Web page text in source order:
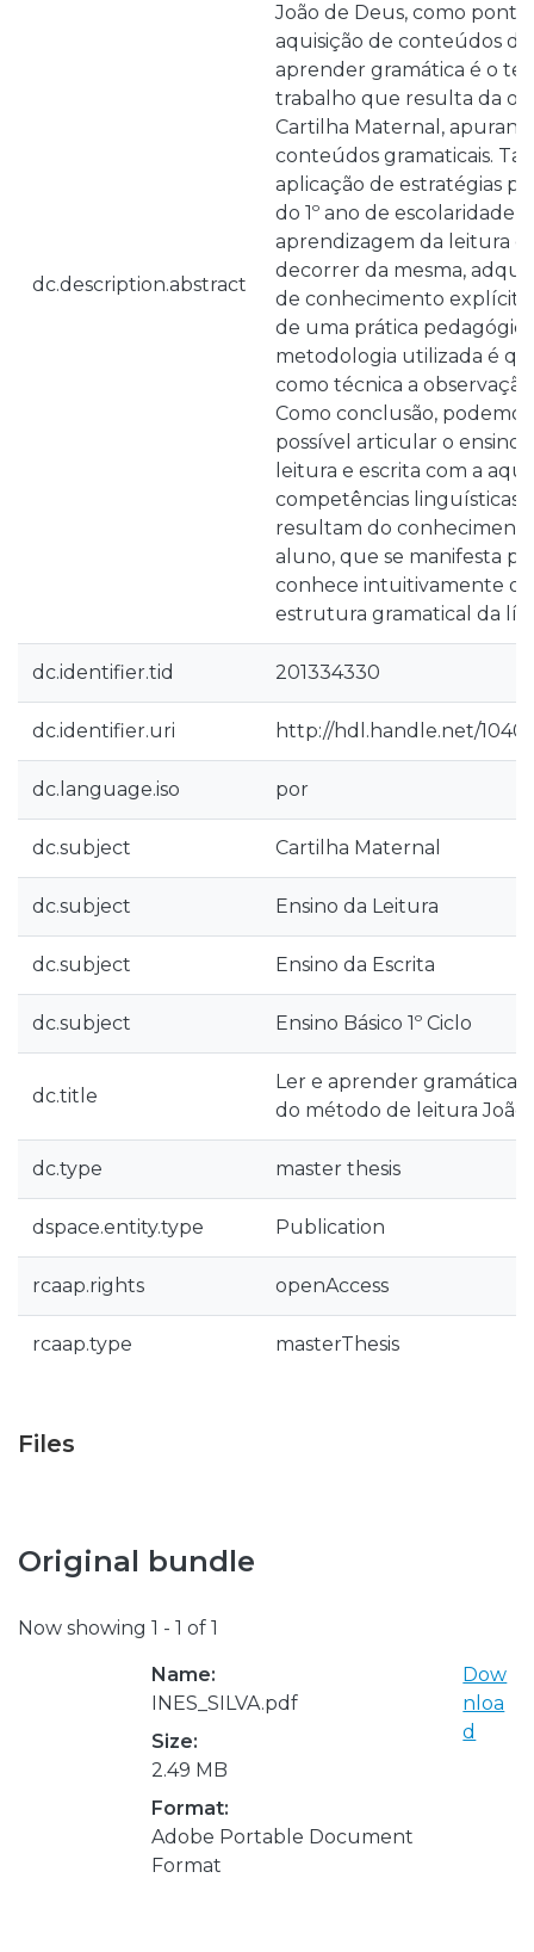
dc.description.abstract
João de Deus, como
aquisição de conteúdos
aprender gramática é o
trabalho que resulta da
Cartilha Maternal,
conteúdos gramaticais.
aplicação de estratégias
do 1º ano de escolaridade,
aprendizagem da leitura e
decorrer da mesma,
de conhecimento
de uma prática
metodologia utilizada é
como técnica a
Como conclusão,
possível articular o ensino
leitura e escrita com a
competências linguísticas,
resultam do
aluno, que se manifesta
conhece intuitivamente o
estrutura gramatical da
dc.identifier.tid 201334330
dc.identifier.uri http://hdl.handle.net/
dc.language.iso por
dc.subject Cartilha Maternal
dc.subject Ensino da Leitura
dc.subject Ensino da Escrita
dc.subject Ensino Básico 1º Ciclo
dc.title
Ler e aprender gramática:
do método de leitura João
dc.type master thesis
dspace.entity.type Publication
rcaap.rights openAccess
rcaap.type masterThesis
Files
Original bundle
Now showing 1 - 1 of 1
Name:
INES_SILVA.pdf
Size:
2.49 MB
Format:
Adobe Portable Document
Format
Dow
nloa
d